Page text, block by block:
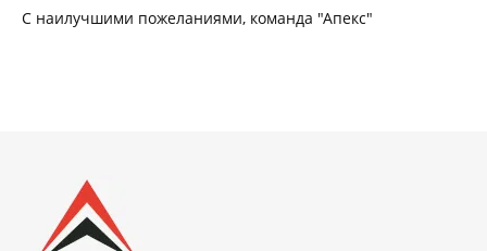
С наилучшими пожеланиями, команда "Апекс"